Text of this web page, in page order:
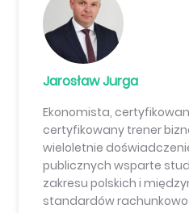
Jarosław Jurga
Ekonomista,
certyfikowany trener
wieloletnie
publicznych wsparte
zakresu polskich i
standardów